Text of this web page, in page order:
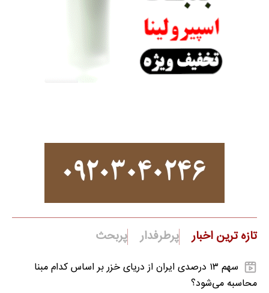
تازه ترین اخبار پرطرفدار پربحث
سهم ۱۳ درصدی ایران از دریای خزر بر اساس کدام مبنا
محاسبه می‌شود؟